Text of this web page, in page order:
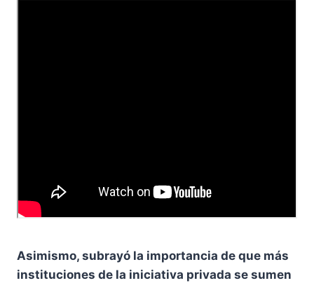
Asimismo, subrayó la importancia de que más
instituciones de la iniciativa privada se sumen